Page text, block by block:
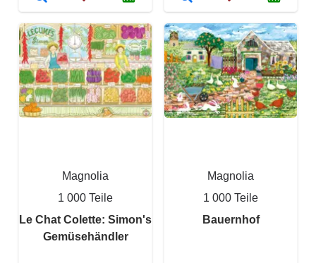
Magnolia
1 000 Teile
Le Chat Colette: Simon's
Gemüsehändler
Magnolia
1 000 Teile
Bauernhof